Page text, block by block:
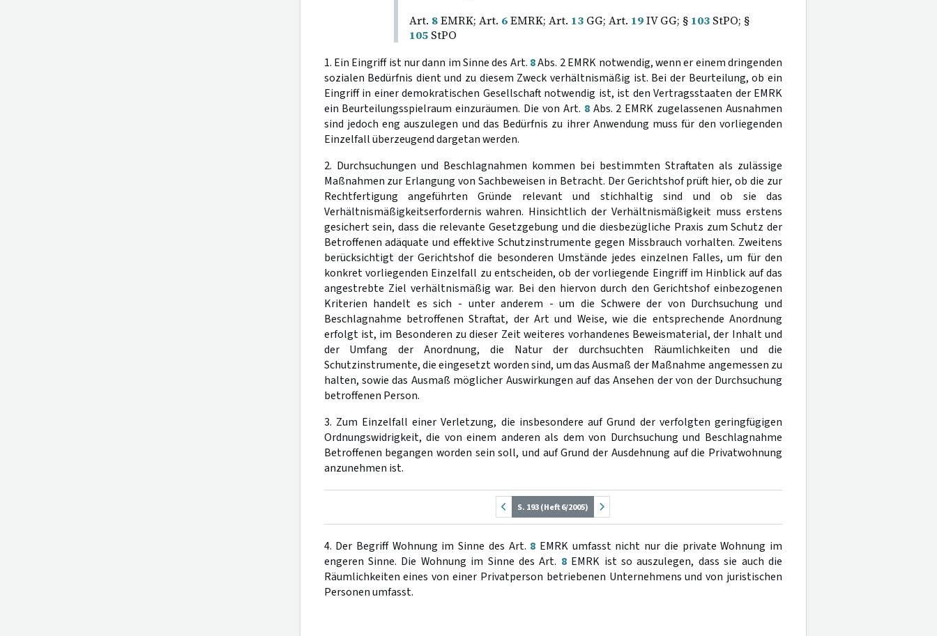
Art. 8EMRK; Art. 6EMRK; Art. 13GG; Art. 19IV GG; § 103StPO; §
105StPO
1. Ein Eingriff ist nur dann im Sinne des Art. 8Abs. 2 EMRK notwendig, wenn er einem dringenden
sozialen Bedürfnis dient und zu diesem Zweck verhältnismäßig ist. Bei der Beurteilung, ob ein
Eingriff in einer demokratischen Gesellschaft notwendig ist, ist den Vertragsstaaten der EMRK
ein Beurteilungsspielraum einzuräumen. Die von Art. 8Abs. 2 EMRK zugelassenen Ausnahmen
sind jedoch eng auszulegen und das Bedürfnis zu ihrer Anwendung muss für den vorliegenden
Einzelfall überzeugend dargetan werden.
2. Durchsuchungen und Beschlagnahmen kommen bei bestimmten Straftaten als zulässige
Maßnahmen zur Erlangung von Sachbeweisen in Betracht. Der Gerichtshof prüft hier, ob die zur
Rechtfertigung angeführten Gründe relevant und stichhaltig sind und ob sie das
Verhältnismäßigkeitserfordernis wahren. Hinsichtlich der Verhältnismäßigkeit muss erstens
gesichert sein, dass die relevante Gesetzgebung und die diesbezügliche Praxis zum Schutz der
Betroffenen adäquate und effektive Schutzinstrumente gegen Missbrauch vorhalten. Zweitens
berücksichtigt der Gerichtshof die besonderen Umstände jedes einzelnen Falles, um für den
konkret vorliegenden Einzelfall zu entscheiden, ob der vorliegende Eingriff im Hinblick auf das
angestrebte Ziel verhältnismäßig war. Bei den hiervon durch den Gerichtshof einbezogenen
Kriterien handelt es sich - unter anderem - um die Schwere der von Durchsuchung und
Beschlagnahme betroffenen Straftat, der Art und Weise, wie die entsprechende Anordnung
erfolgt ist, im Besonderen zu dieser Zeit weiteres vorhandenes Beweismaterial, der Inhalt und
der Umfang der Anordnung, die Natur der durchsuchten Räumlichkeiten und die
Schutzinstrumente, die eingesetzt worden sind, um das Ausmaß der Maßnahme angemessen zu
halten, sowie das Ausmaß möglicher Auswirkungen auf das Ansehen der von der Durchsuchung
betroffenen Person.
3. Zum Einzelfall einer Verletzung, die insbesondere auf Grund der verfolgten geringfügigen
Ordnungswidrigkeit, die von einem anderen als dem von Durchsuchung und Beschlagnahme
Betroffenen begangen worden sein soll, und auf Grund der Ausdehnung auf die Privatwohnung
anzunehmen ist.
S. 193 (Heft 6/2005)
4. Der Begriff Wohnung im Sinne des Art. 8 EMRK umfasst nicht nur die private Wohnung im
engeren Sinne. Die Wohnung im Sinne des Art. 8EMRK ist so auszulegen, dass sie auch die
Räumlichkeiten eines von einer Privatperson betriebenen Unternehmens und von juristischen
Personen umfasst.